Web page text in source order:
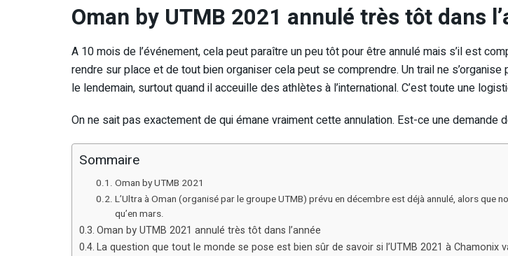
Oman by UTMB 2021 annulé très tôt dans
A 10 mois de l’événement, cela peut paraître un peu tôt pour être annulé mais s’il est
rendre sur place et de tout bien organiser cela peut se comprendre. Un trail ne s’organise
le lendemain, surtout quand il acceuille des athlètes à l’international. C’est toute une
On ne sait pas exactement de qui émane vraiment cette annulation. Est-ce une demande
Sommaire
Oman by UTMB 2021
L’Ultra à Oman (organisé par le groupe UTMB) prévu en décembre est déjà annulé, alors que
qu’en mars.
Oman by UTMB 2021 annulé très tôt dans l’année
La question que tout le monde se pose est bien sûr de savoir si l’UTMB 2021 à Chamonix